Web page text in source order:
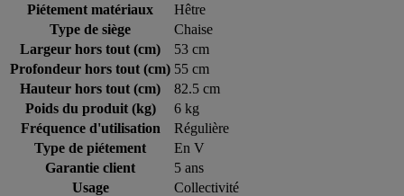
Piétement matériaux
Hêtre
Type de siège
Chaise
Largeur hors tout (cm)
53 cm
Profondeur hors tout (cm) 55 cm
Hauteur hors tout (cm)
82.5 cm
Poids du produit (kg)
6 kg
Fréquence d'utilisation
Régulière
Type de piétement
En V
Garantie client
5 ans
Usage
Collectivité